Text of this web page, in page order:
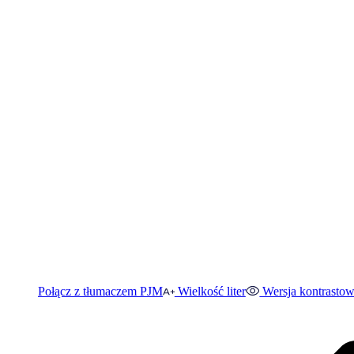
Połącz z tłumaczem PJM Wielkość liter Wersja